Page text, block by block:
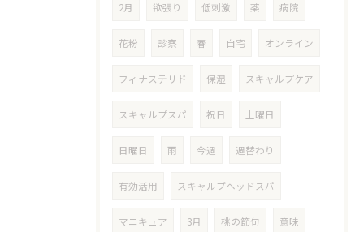
2月 欲張り 低刺激 薬 病院
花粉 診察 春 自宅 オンライン
フィナステリド 保湿 スキャルプケア
スキャルプスパ 祝日 土曜日
日曜日 雨 今週 週替わり
有効活用 スキャルプヘッドスパ
マニキュア 3月 桃の節句 意味